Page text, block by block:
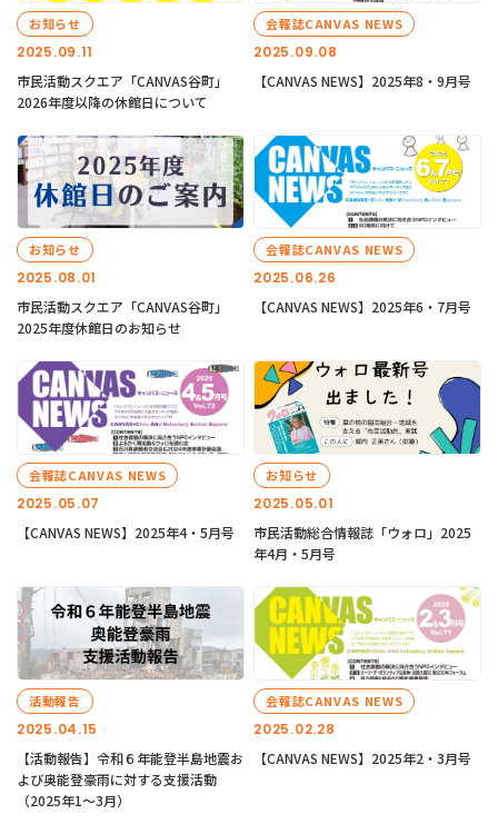
2025.09.11
お知らせ
市民活動スクエア「CANVAS谷町」
2026年度以降の休館日について
2025.09.08
会報誌CANVAS NEWS
【CANVAS NEWS】2025年8・9月号
2025.08.01
お知らせ
市民活動スクエア「CANVAS谷町」
2025年度休館日のお知らせ
2025.06.26
会報誌CANVAS NEWS
【CANVAS NEWS】2025年6・7月号
2025.05.07
会報誌CANVAS NEWS
【CANVAS NEWS】2025年4・5月号
2025.05.01
お知らせ
市民活動総合情報誌「ウォロ」2025
年4月・5月号
2025.04.15
活動報告
【活動報告】令和６年能登半島地震お
よび奥能登豪雨に対する支援活動
（2025年1〜3月）
2025.02.28
会報誌CANVAS NEWS
【CANVAS NEWS】2025年2・3月号